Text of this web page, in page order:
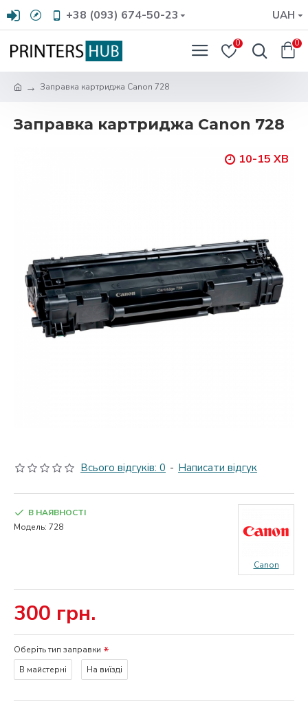
+38 (093) 674-50-23 UAH
0 0
Заправка картриджа Canon 728
Заправка картриджа Canon 728
10-15 ХВ
Всього відгуків: 0 - Написати відгук
300 грн.
В НАЯВНОСТІ
Модель: 728
Canon
Оберіть тип заправки
В майстерні
На виїзді